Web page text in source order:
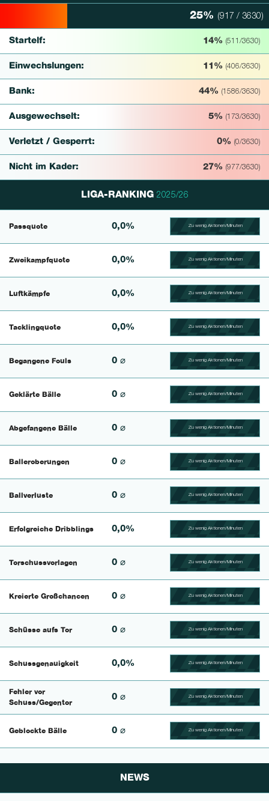
25% (917 / 3630)
Startelf: 14% (511/3630)
Einwechslungen: 11% (406/3630)
Bank: 44% (1586/3630)
Ausgewechselt: 5% (173/3630)
Verletzt / Gesperrt: 0% (0/3630)
Nicht im Kader: 27% (977/3630)
LIGA-RANKING 2025/26
Passquote 0,0% Zu wenig Aktionen/Minuten
Zweikampfquote 0,0% Zu wenig Aktionen/Minuten
Luftkämpfe 0,0% Zu wenig Aktionen/Minuten
Tacklingquote 0,0% Zu wenig Aktionen/Minuten
Begangene Fouls 0 ⌀ Zu wenig Aktionen/Minuten
Geklärte Bälle 0 ⌀ Zu wenig Aktionen/Minuten
Abgefangene Bälle 0 ⌀ Zu wenig Aktionen/Minuten
Balleroberungen 0 ⌀ Zu wenig Aktionen/Minuten
Ballverluste 0 ⌀ Zu wenig Aktionen/Minuten
Erfolgreiche Dribblings 0,0% Zu wenig Aktionen/Minuten
Torschussvorlagen 0 ⌀ Zu wenig Aktionen/Minuten
Kreierte Großchancen 0 ⌀ Zu wenig Aktionen/Minuten
Schüsse aufs Tor 0 ⌀ Zu wenig Aktionen/Minuten
Schussgenauigkeit 0,0% Zu wenig Aktionen/Minuten
Fehler vor
Schuss/Gegentor
0 ⌀ Zu wenig Aktionen/Minuten
Geblockte Bälle 0 ⌀ Zu wenig Aktionen/Minuten
NEWS